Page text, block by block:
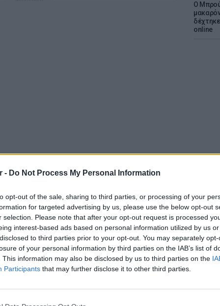
- Do Not Process My Personal Information
opt-out of the sale, sharing to third parties, or processing of your
for targeted advertising by us, please use the below opt-out
selection. Please note that after your opt-out request is processed
interest-based ads based on personal information utilized by us
to third parties prior to your opt-out. You may separately
of your personal information by third parties on the IAB’s list of
This information may also be disclosed by us to third parties on the
Participants that may further disclose it to other third parties.
Ο
online
22
της περιγραφή, είπε: «Εκείνη την ώρα δεν
Δεν έπρεπε να σκεφτώ τι γίνεται. Έπρεπε
Κι αυτό κάναμε. Έβλεπα να λιώνουν
ως μαμά. Γιατί αν έκανα κάτι, θα ήταν
αυτό δεν θα έκανε; Θα έπαιρνε το παιδί